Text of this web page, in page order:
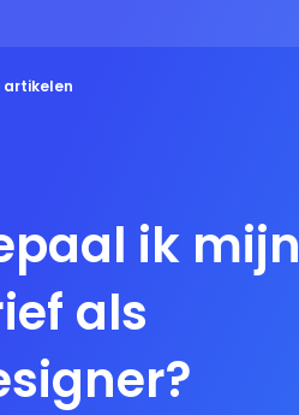
artikelen
ik mijn
als